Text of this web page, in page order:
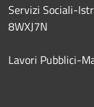
Servizi Sociali-
8WXJ7N
Lavori Pubblici-